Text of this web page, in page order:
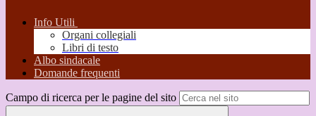
Info Utili
Organi collegiali
Libri di testo
Albo sindacale
Domande frequenti
Campo di ricerca per le pagine del sito